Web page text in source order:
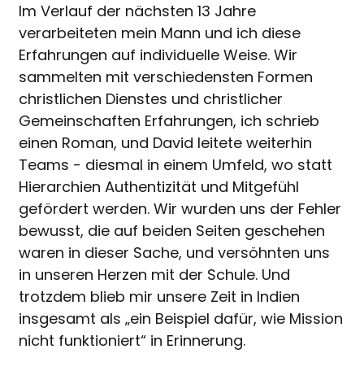
Im Verlauf der nächsten 13 Jahre
verarbeiteten mein Mann und ich diese
Erfahrungen auf individuelle Weise. Wir
sammelten mit verschiedensten Formen
christlichen Dienstes und christlicher
Gemeinschaften Erfahrungen, ich schrieb
einen Roman, und David leitete weiterhin
Teams - diesmal in einem Umfeld, wo statt
Hierarchien Authentizität und Mitgefühl
gefördert werden. Wir wurden uns der Fehler
bewusst, die auf beiden Seiten geschehen
waren in dieser Sache, und versöhnten uns
in unseren Herzen mit der Schule. Und
trotzdem blieb mir unsere Zeit in Indien
insgesamt als „ein Beispiel dafür, wie Mission
nicht funktioniert“ in Erinnerung.